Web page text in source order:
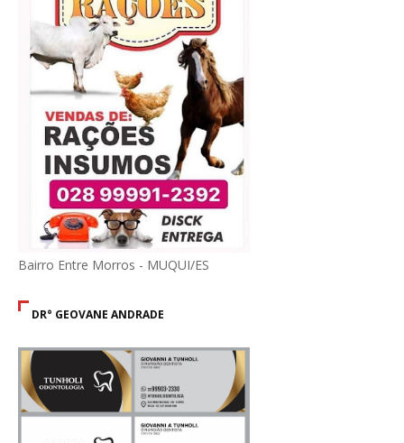
Bairro Entre Morros - MUQUI/ES
DR° GEOVANE ANDRADE